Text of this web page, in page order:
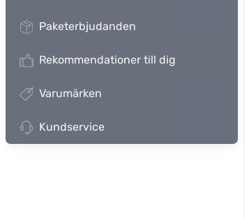
Paketerbjudanden
Rekommendationer till dig
Varumärken
Kundservice